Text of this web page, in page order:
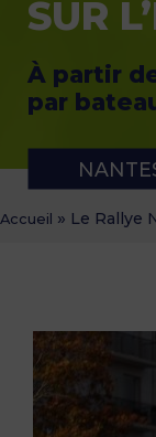
SUR
À partir
par
Accueil » Le Rallye